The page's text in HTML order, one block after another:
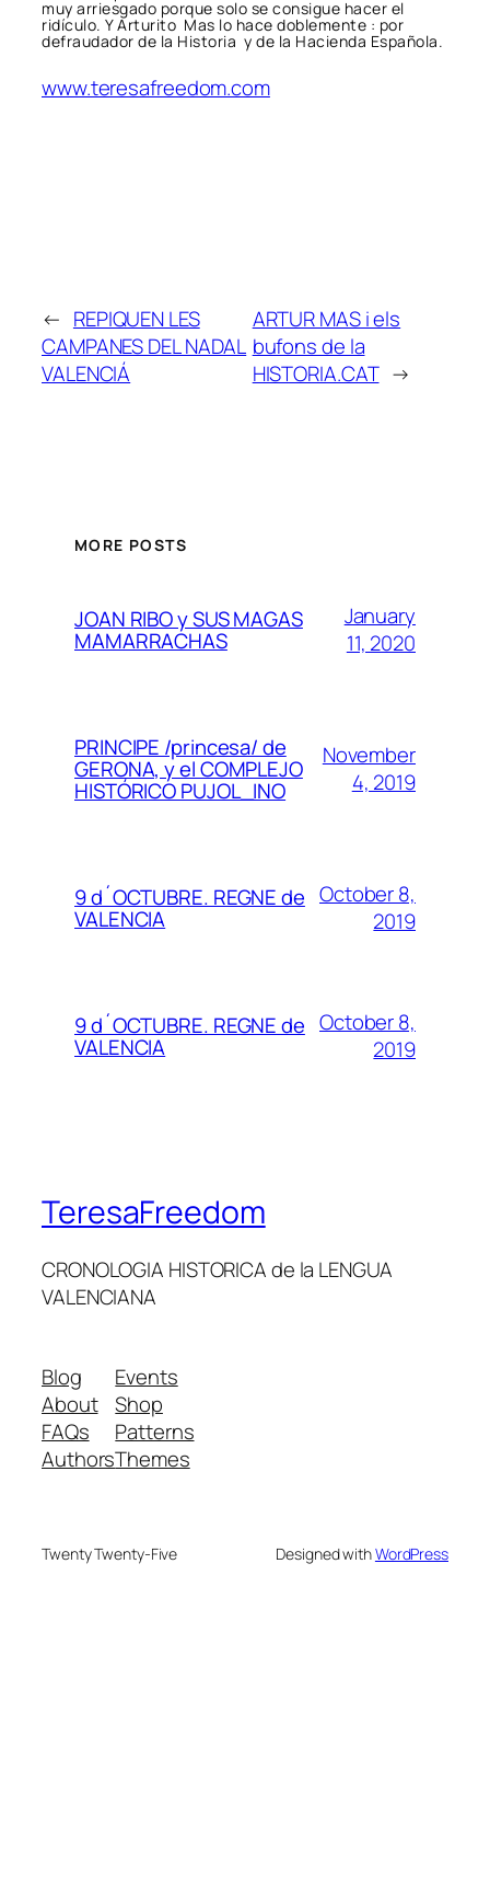
muy arriesgado porque solo se consigue hacer el
ridículo. Y Arturito Mas lo hace doblemente : por
defraudador de la Historia y de la Hacienda Española.
www.teresafreedom.com
← REPIQUEN LES
CAMPANES DEL NADAL
VALENCIÁ
ARTUR MAS i els
bufons de la
HISTORIA.CAT →
MORE POSTS
JOAN RIBO y SUS MAGAS
MAMARRACHAS
January
11, 2020
PRINCIPE /princesa/ de
GERONA, y el COMPLEJO
HISTÓRICO PUJOL_INO
November
4, 2019
9 d´OCTUBRE. REGNE de
VALENCIA
October 8,
2019
9 d´OCTUBRE. REGNE de
VALENCIA
October 8,
2019
TeresaFreedom
CRONOLOGIA HISTORICA de la LENGUA
VALENCIANA
Blog
About
FAQs
Authors
Events
Shop
Patterns
Themes
Twenty Twenty-Five Designed withWordPress